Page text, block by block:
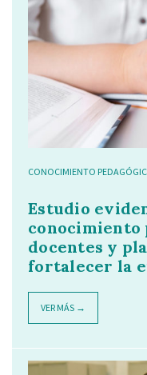
CONOCIMIENTO
Estudio
conocimiento
docentes y
fortalecer la
VER MÁS →